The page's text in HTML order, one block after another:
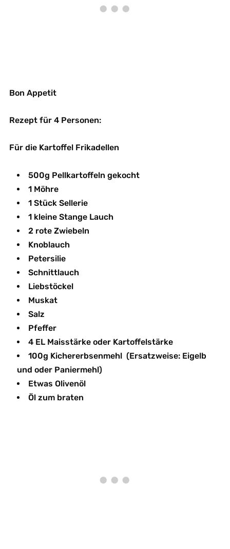
Bon Appetit
Rezept für 4 Personen:
Für die Kartoffel Frikadellen
500g Pellkartoffeln gekocht
1 Möhre
1 Stück Sellerie
1 kleine Stange Lauch
2 rote Zwiebeln
Knoblauch
Petersilie
Schnittlauch
Liebstöckel
Muskat
Salz
Pfeffer
4 EL Maisstärke oder Kartoffelstärke
100g Kichererbsenmehl (Ersatzweise: Eigelb
und oder Paniermehl)
Etwas Olivenöl
Öl zum braten